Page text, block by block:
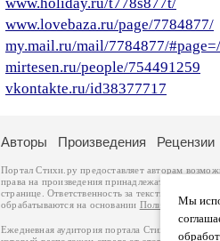
www.lovebaza.ru/page/7784877/
my.mail.ru/mail/7784877/#page=/
mirtesen.ru/people/754491259
vkontakte.ru/id38377717
Мы
Авторы Произведения Рецензии
Портал Стихи.ру предоставляет авторам
права на произведения принадлежат авторам и
странице. Ответственность за тексты
обрабатываются на основании Политики
Ежедневная аудитория портала Стихи.ру –